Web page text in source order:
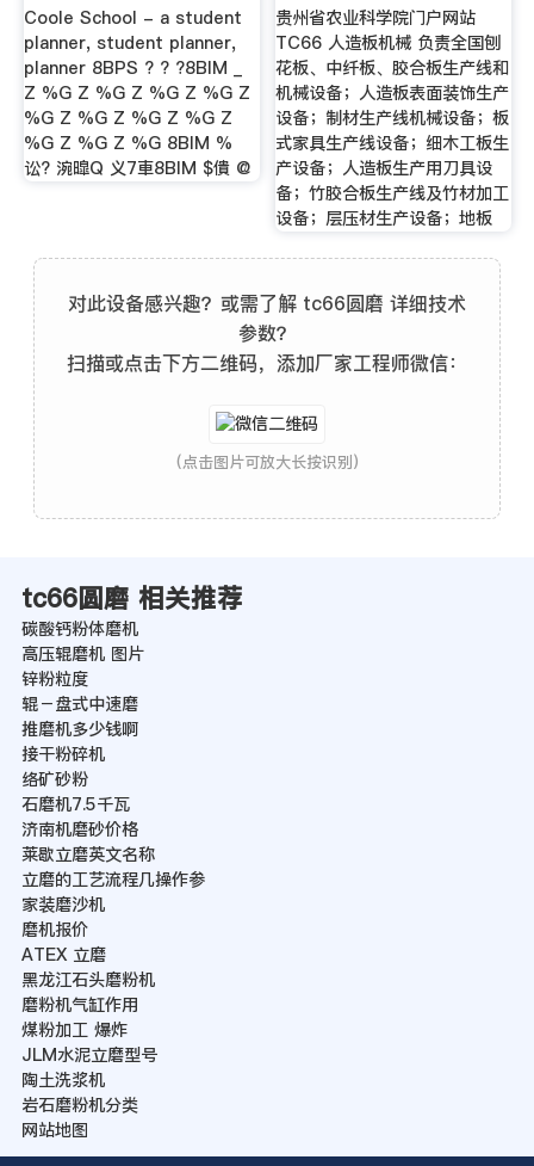
Coole School - a student
planner, student planner,
planner 8BPS ? ? ?8BIM _
Z %G Z %G Z %G Z %G Z
%G Z %G Z %G Z %G Z
%G Z %G Z %G 8BIM %
讼? 涴暭Q 义7車8BIM $僓 @
贵州省农业科学院门户网站
TC66 人造板机械 负责全国刨
花板、中纤板、胶合板生产线和
机械设备；人造板表面装饰生产
设备；制材生产线机械设备；板
式家具生产线设备；细木工板生
产设备；人造板生产用刀具设
备；竹胶合板生产线及竹材加工
设备；层压材生产设备；地板
对此设备感兴趣？或需了解 tc66圆磨 详细技术
参数？
扫描或点击下方二维码，添加厂家工程师微信：
(点击图片可放大长按识别)
tc66圆磨 相关推荐
碳酸钙粉体磨机
高压辊磨机 图片
锌粉粒度
辊－盘式中速磨
推磨机多少钱啊
接干粉碎机
络矿砂粉
石磨机7.5千瓦
济南机磨砂价格
莱歇立磨英文名称
立磨的工艺流程几操作参
家装磨沙机
磨机报价
ATEX 立磨
黑龙江石头磨粉机
磨粉机气缸作用
煤粉加工 爆炸
JLM水泥立磨型号
陶土洗浆机
岩石磨粉机分类
网站地图